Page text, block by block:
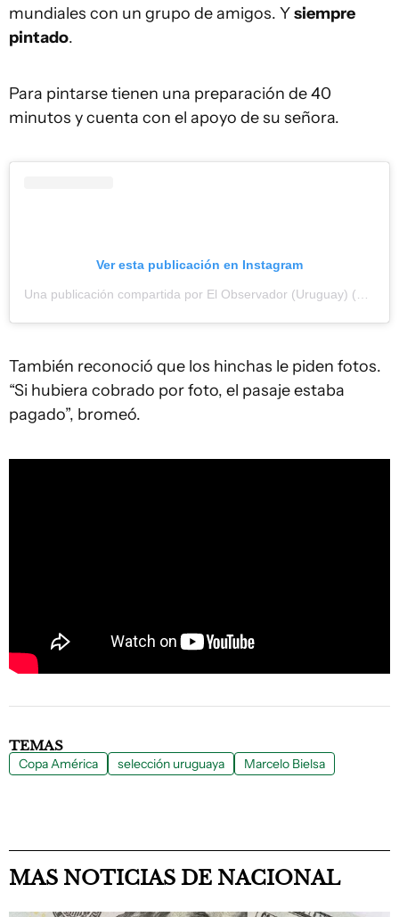
mundiales con un grupo de amigos. Ysiempre
pintado.
Para pintarse tienen una preparación de 40
minutos y cuenta con el apoyo de su señora.
Ver esta publicación en Instagram
También reconoció que los hinchas le piden fotos.
“Si hubiera cobrado por foto, el pasaje estaba
pagado”, bromeó.
TEMAS
Copa América selección uruguaya Marcelo Bielsa
MAS NOTICIAS DE NACIONAL